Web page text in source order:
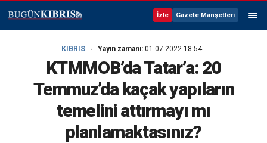
İzle Gazete Manşetleri
KIBRIS Yayın zamanı: 01-07-2022 18:54
KTMMOB’da Tatar’a: 20
Temmuz’da kaçak yapıların
temelini attırmayı mı
planlamaktasınız?